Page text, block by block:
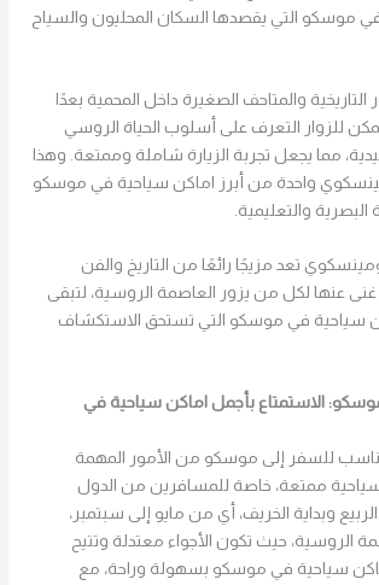
موسكو التي يقصدها السكان المحليون والسياح
والمتاحف الصغيرة داخل المحمية بعدًا
للزوار التعرف على أسلوب الحياة الروسي
مما يجعل تجربة الزيارة شاملة وممتعة. وهذا
واحدة من أبرز اماكن سياحية في موسكو
البصرية والتعليمية.
تعد مزيجًا رائعًا من التاريخ والفن
غنى عنها لكل من يزور العاصمة الروسية، لتبقى
سياحية في موسكو التي تستحق الاستكشاف
الاستمتاع بأجمل اماكن سياحية في
للسفر إلى موسكو من الأمور المهمة
ممتعة، خاصة للمسافرين من الدول
الربيع وبداية الخريف، أي من مايو إلى سبتمبر،
الروسية، حيث تكون الأجواء معتدلة وتتيح
سياحية في موسكو بسهولة وراحة، مع